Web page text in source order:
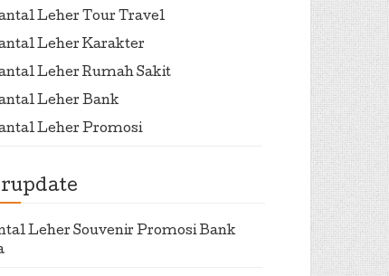
Leher Tour Travel
Leher Karakter
Leher Rumah Sakit
Leher Bank
Leher Promosi
Leher Souvenir Promosi Bank